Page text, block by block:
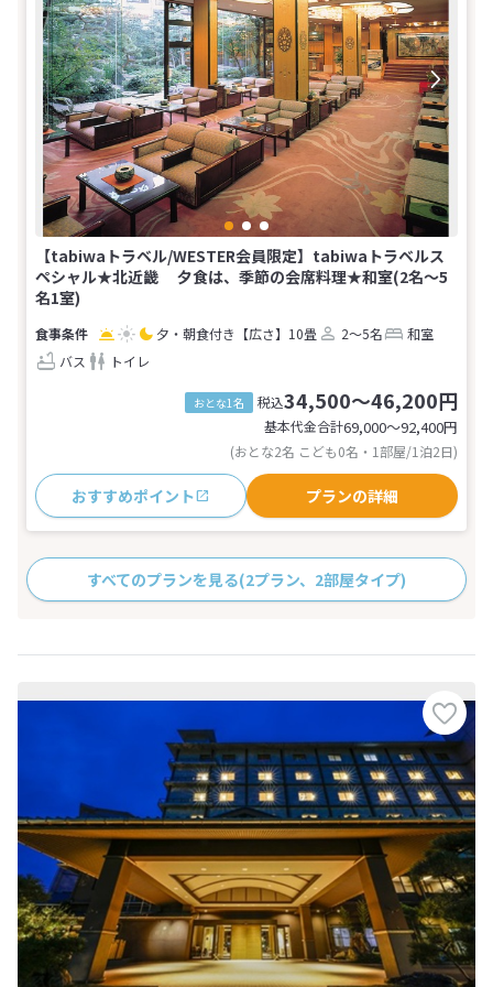
【tabiwaトラベル/WESTER会員限定】tabiwaトラベルス
ペシャル★北近畿 夕食は、季節の会席料理★和室(2名～5
名1室)
夕・朝食付き 【広さ】10畳 2～5名
和室
バス
トイレ
おとな1名 税込34,500～46,200円
基本代金合計69,000〜92,400円
(おとな2名 こども0名・1部屋/1泊2日)
おすすめポイント プランの詳細
すべてのプランを見る(2プラン、2部屋タイプ)